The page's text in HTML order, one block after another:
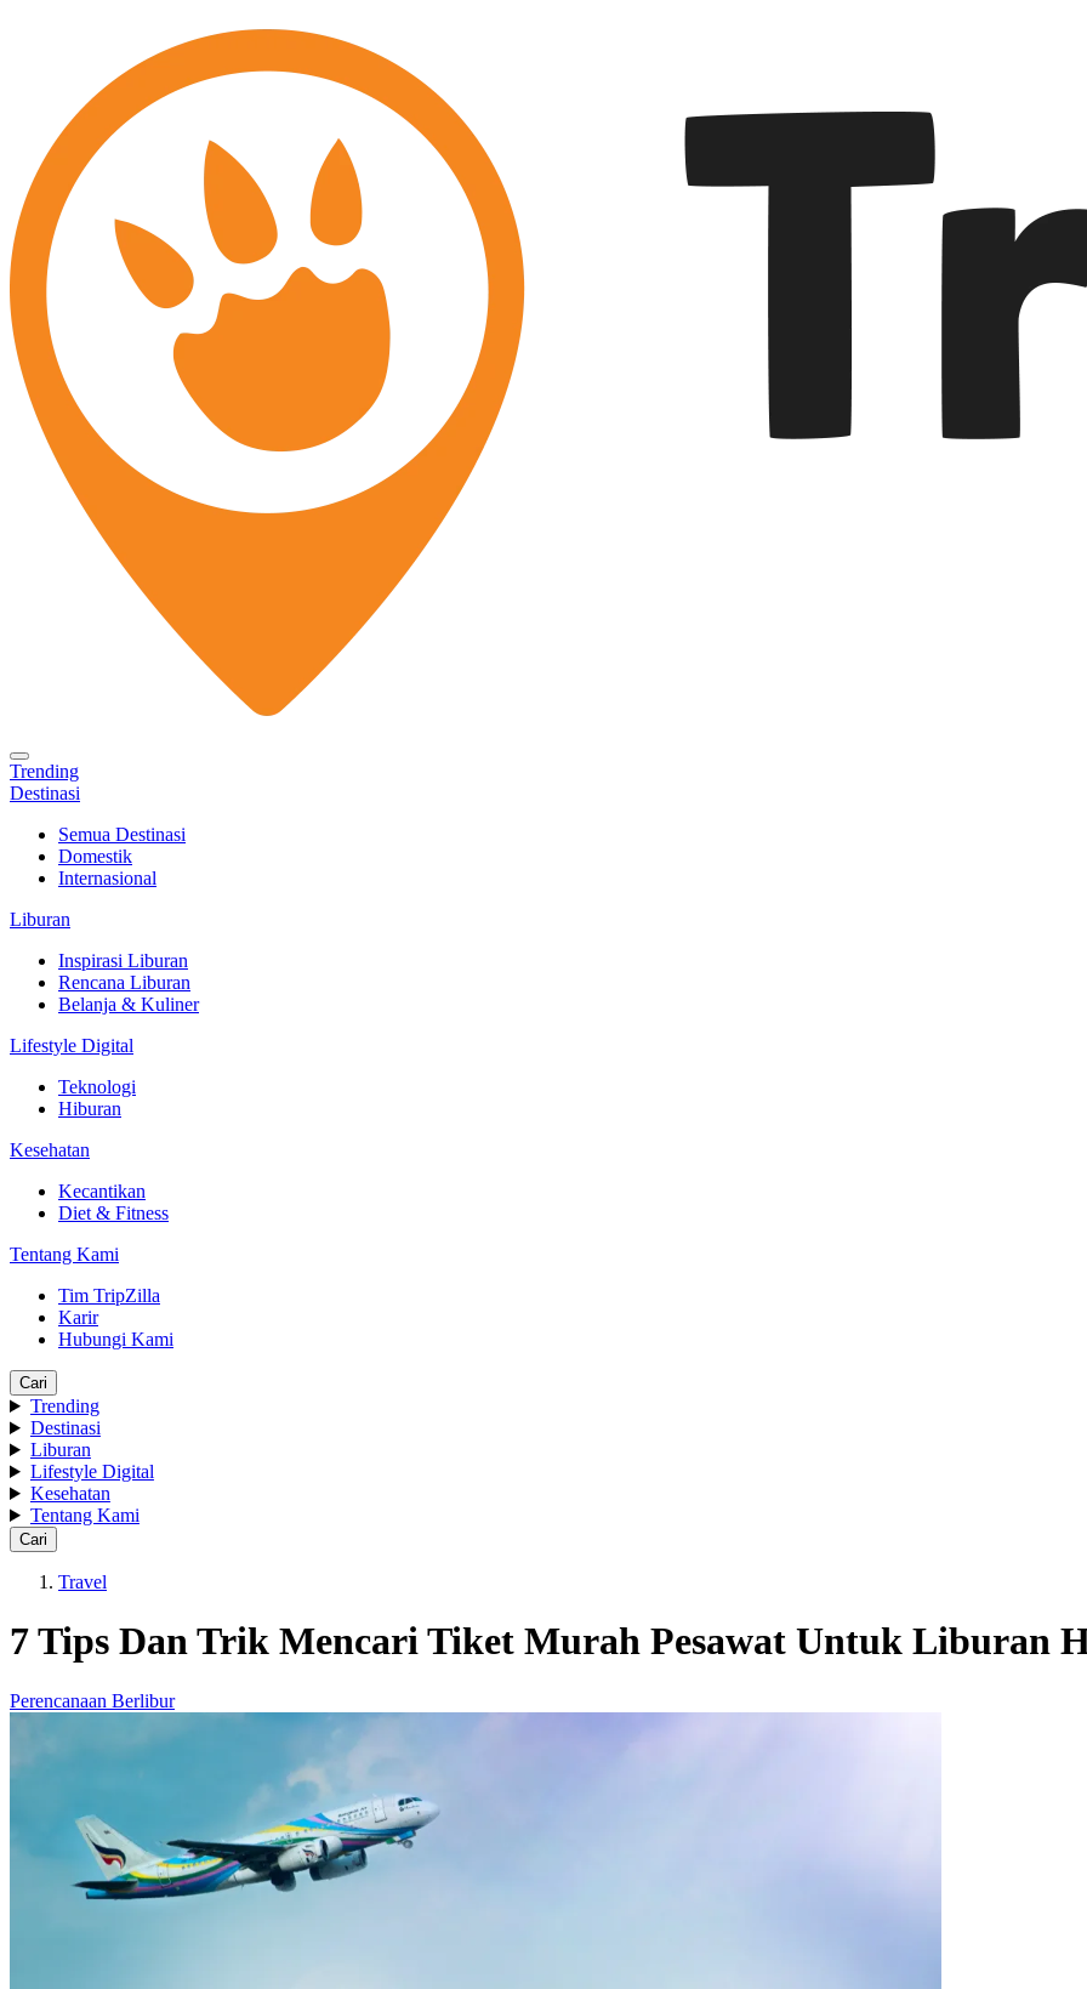
Trending
Destinasi
Semua Destinasi
Domestik
Internasional
Liburan
Inspirasi Liburan
Rencana Liburan
Belanja & Kuliner
Lifestyle Digital
Teknologi
Hiburan
Kesehatan
Kecantikan
Diet & Fitness
Tentang Kami
Tim TripZilla
Karir
Hubungi Kami
Cari
Trending
Destinasi
Liburan
Lifestyle Digital
Kesehatan
Tentang Kami
Cari
Travel
7 Tips Dan Trik Mencari Tiket Murah Pesawat Untuk Liburan
Perencanaan Berlibur